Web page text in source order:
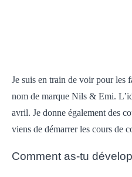
Je suis en train de voir pour les
nom de marque Nils & Emi.
avril. Je donne également des
viens de démarrer les cours de
Comment as-tu